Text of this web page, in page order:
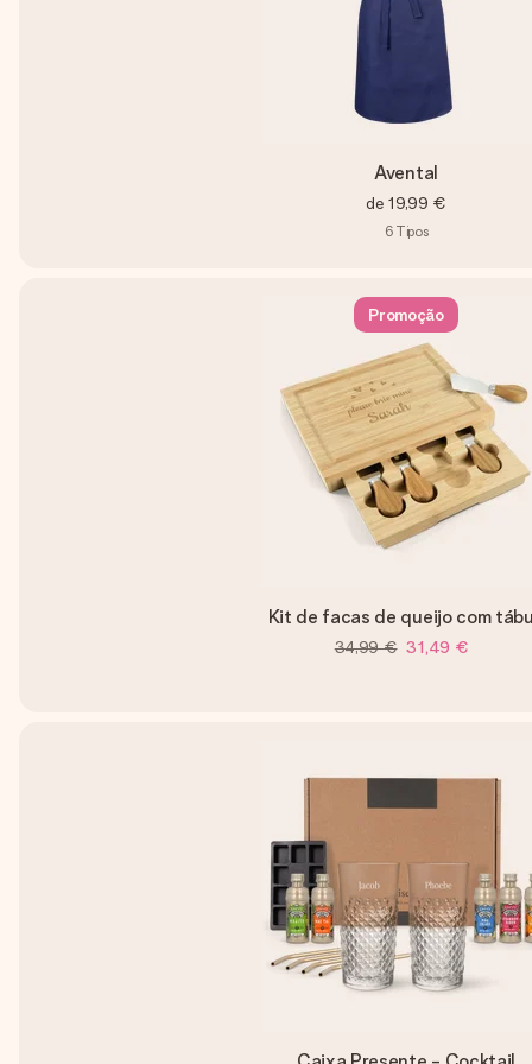
Avental
de 19,99 €
6 Tipos
Promoção
Kit de facas de queijo com
34,99 € 31,49 €